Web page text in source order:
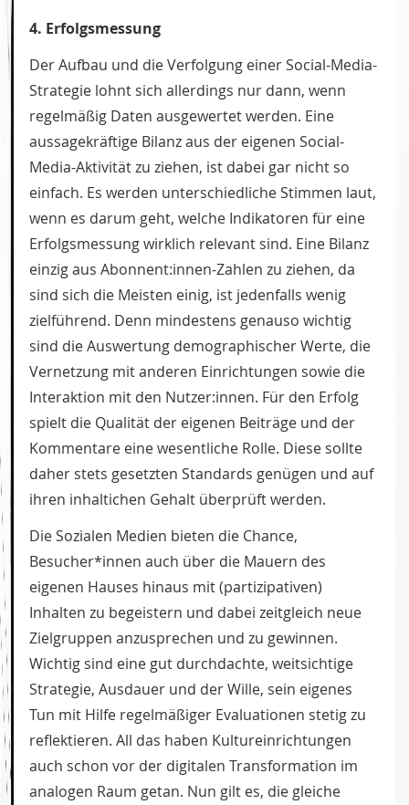
4. Erfolgsmessung
Der Aufbau und die Verfolgung einer Social-Media-
Strategie lohnt sich allerdings nur dann, wenn
regelmäßig Daten ausgewertet werden. Eine
aussagekräftige Bilanz aus der eigenen Social-
Media­-Aktivität zu ziehen, ist dabei gar nicht so
einfach. Es werden unterschiedliche Stimmen laut,
wenn es darum geht, welche Indikatoren für eine
Erfolgsmessung wirklich relevant sind. Eine Bilanz
einzig aus Abonnent:innen-Zahlen zu ziehen, da
sind sich die Meisten einig, ist jedenfalls wenig
zielführend. Denn mindestens genauso wichtig
sind die Auswertung demographischer Werte, die
Vernetzung mit anderen Einrichtungen sowie die
Interaktion mit den Nutzer:innen. Für den Erfolg
spielt die Qualität der eigenen Beiträge und der
Kommentare eine wesentliche Rolle. Diese sollte
daher stets gesetzten Standards genügen und auf
ihren inhaltichen Gehalt überprüft werden.
Die Sozialen Medien bieten die Chance,
Besucher*innen auch über die Mauern des
eigenen Hauses hinaus mit (partizipativen)
Inhalten zu begeistern und dabei zeitgleich neue
Zielgruppen anzusprechen und zu gewinnen.
Wichtig sind eine gut durchdachte, weitsichtige
Strategie, Ausdauer und der Wille, sein eigenes
Tun mit Hilfe regelmäßiger Evaluationen stetig zu
reflektieren. All das haben Kultureinrichtungen
auch schon vor der digitalen Transformation im
analogen Raum getan. Nun gilt es, die gleiche